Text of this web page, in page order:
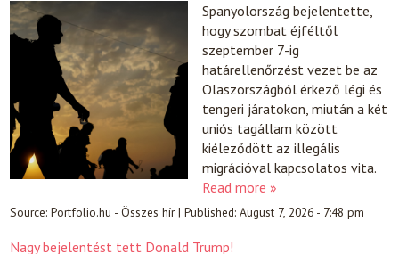
Spanyolország bejelentette,
hogy szombat éjféltől
szeptember 7-ig
határellenőrzést vezet be az
Olaszországból érkező légi és
tengeri járatokon, miután a két
uniós tagállam között
kiéleződött az illegális
migrációval kapcsolatos vita.
Read more »
Source:Portfolio.hu - Összes hír|Published:August 7, 2026 - 7:48 pm
Nagy bejelentést tett Donald Trump!